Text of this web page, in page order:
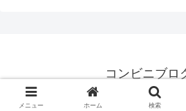
コンビニブロ
© 2008 コンビニブ
メニュー ホーム 検索